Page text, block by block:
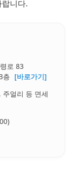
니다.
로 83
층 [바로가기]
얼리 등 면세